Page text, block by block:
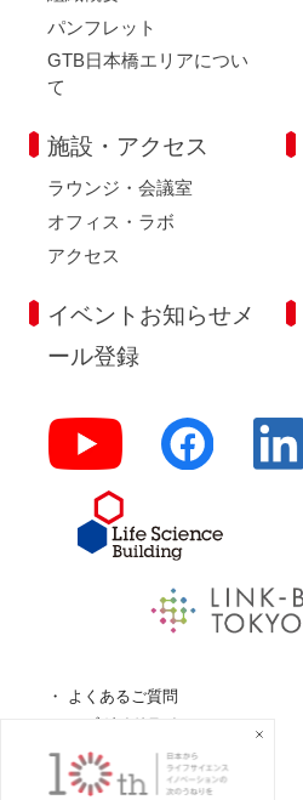
パンフレット
GTB日本橋エリアについ
て
施設・アクセス
ラウンジ・会議室
オフィス・ラボ
アクセス
イベントお知らせメ
ール登録
よくあるご質問
ロゴガイドライン
特定商取引法に基づく表